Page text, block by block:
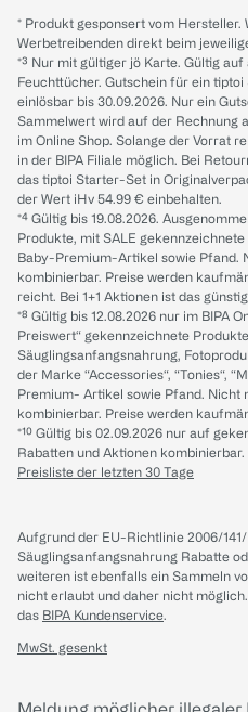
* Produkt gesponsert vom
Werbetreibenden direkt beim
*³ Nur mit gültiger jö Karte. Gültig auf
Feuchttücher. Gutschein für ein
einlösbar bis 30.09.2026. Nur ein
Sammelwert wird auf der Rechnung
im Online Shop. Solange der Vorrat
in der BIPA Filiale möglich. Bei
das tiptoi Starter-Set in
der Wert iHv 54.99 € einbehalten.
*⁴ Gültig bis 19.08.2026.
Produkte, mit SALE
Baby-Premium-Artikel sowie Pfand.
kombinierbar. Preise werden
reicht. Bei 1+1 Aktionen ist das
*⁸ Gültig bis 12.08.2026 nur im BIPA
Preiswert“ gekennzeichnete
Säuglingsanfangsnahrung,
der Marke “Accessories“, “Tonies“,
Premium- Artikel sowie Pfand. Nicht
kombinierbar. Preise werden
*¹⁰ Gültig bis 02.09.2026 nur auf
Rabatten und Aktionen
Preisliste der letzten 30 Tage
Aufgrund der EU-Richtlinie 2006/
Säuglingsanfangsnahrung Rabatte
weiteren ist ebenfalls ein Sammeln
nicht erlaubt und daher nicht möglich.
das BIPA Kundenservice.
MwSt. gesenkt